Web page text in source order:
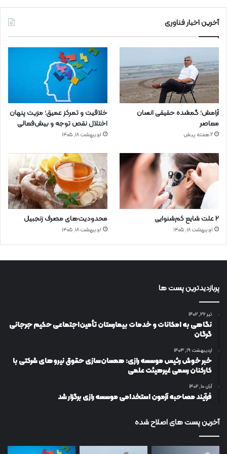
آخرین اخبار فناوری
آرامش؛ گمشده حقیقی انسان
معاصر
2 هفته پیش
خلاقیت و تمرکز عمیق؛ مزیت پنهان
اختلال نقص توجه و بیش‌فعالی
اردیبهشت ۱۸, ۱۴۰۵
۲ علت شایع‌ کم‌شنوایی
اردیبهشت ۱۸, ۱۴۰۵
محدودیت‌های مصرف زنجبیل
اردیبهشت ۱۸, ۱۴۰۵
پربازدیدترین پست ها
تیر ۲۶, ۱۴۰۲
نگاهی به امکانات و خدمات بیمارستان تأمین‌اجتماعی حکیم جرجانی
گرگان
اردیبهشت ۱۹, ۱۴۰۳
خبر خوش رئیس موسسه رازی: همسان‌سازی حقوق نیروهای شرکتی با
کارکنان رسمی غیرهیئت علمی
آبان ۱۰, ۱۴۰۲
فرآیند مصاحبه آزمون استخدامی موسسه رازی برگزار شد
آخرین پست های اصلاح شده